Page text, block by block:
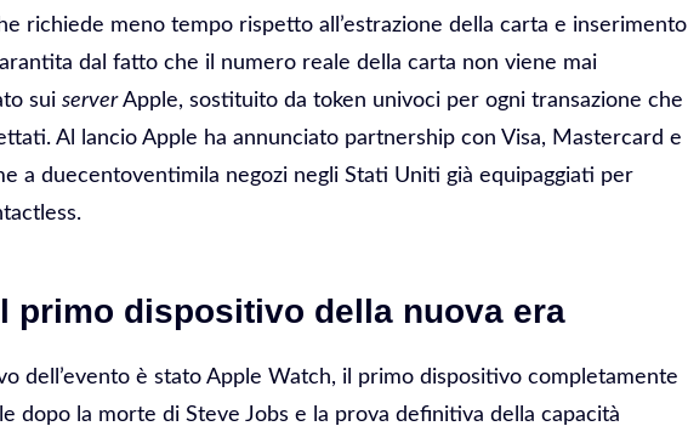
richiede meno tempo rispetto all’estrazione della carta e inserimento
dal fatto che il numero reale della carta non viene mai
sui serverApple, sostituito da token univoci per ogni transazione che
Al lancio Apple ha annunciato partnership con Visa, Mastercard e
a duecentoventimila negozi negli Stati Uniti già equipaggiati per
primo dispositivo della nuova era
dell’evento è stato Apple Watch, il primo dispositivo completamente
dopo la morte di Steve Jobs e la prova definitiva della capacità